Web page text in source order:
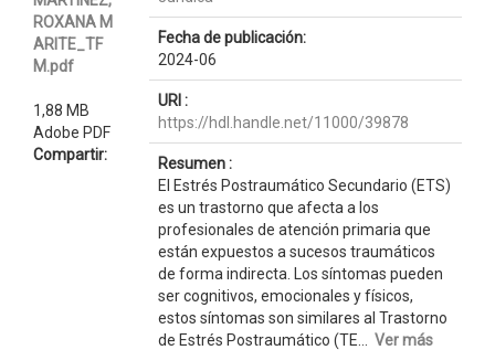
ROXANA M
ARITE_TF
M.pdf
1,88 MB
Adobe PDF
Compartir:
Fecha de publicación:
2024-06
URI :
https://hdl.handle.net/11000/39878
Resumen :
El Estrés Postraumático Secundario (ETS)
es un trastorno que afecta a los
profesionales de atención primaria que
están expuestos a sucesos traumáticos
de forma indirecta. Los síntomas pueden
ser cognitivos, emocionales y físicos,
estos síntomas son similares al Trastorno
de Estrés Postraumático (TE... Ver más